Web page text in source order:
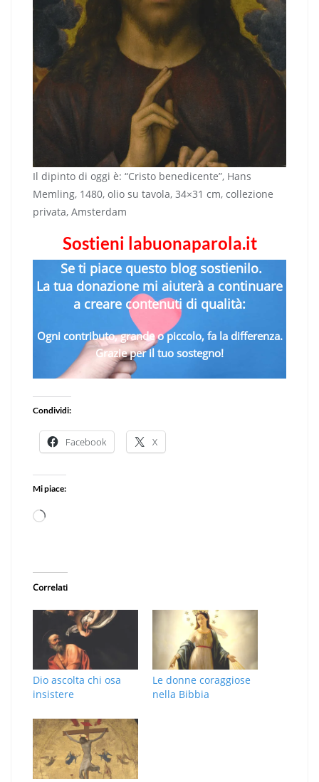
Il dipinto di oggi è: “Cristo benedicente”, Hans
Memling, 1480, olio su tavola, 34×31 cm, collezione
privata, Amsterdam
Sostieni labuonaparola.it
Se ti piace questo blog sostienilo.
La tua donazione mi aiuterà a continuare
a creare contenuti di qualità:
Ogni contributo, grande o piccolo, fa la differenza.
Grazie per il tuo sostegno!
Condividi:
Facebook X
Mi piace:
Caricamento
Correlati
Dio ascolta chi osa
insistere
Le donne coraggiose
nella Bibbia